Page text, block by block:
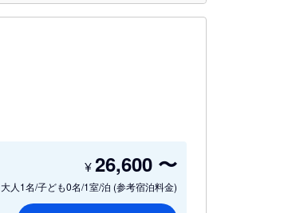
大人1名/子ども0名/1室/泊 (参考宿泊料金)
¥26,600 〜